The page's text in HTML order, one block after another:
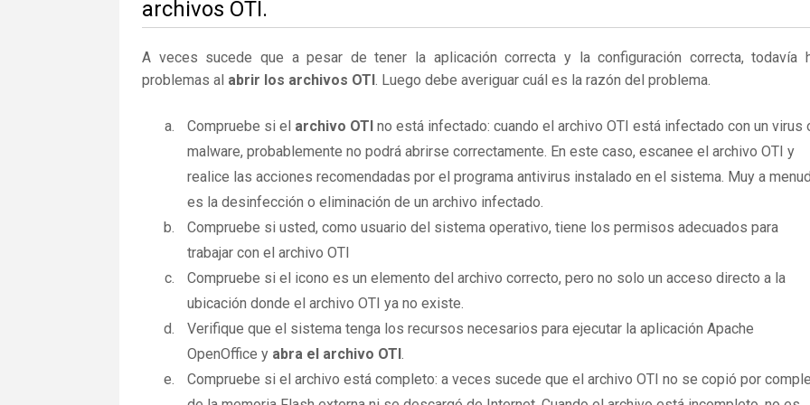
archivos OTI.
A veces sucede que a pesar de tener la aplicación correcta y la configuración correcta, todavía
problemas al abrir los archivos OTI. Luego debe averiguar cuál es la razón del problema.
Compruebe si el archivo OTI no está infectado: cuando el archivo OTI está infectado con un virus
malware, probablemente no podrá abrirse correctamente. En este caso, escanee el archivo OTI y
realice las acciones recomendadas por el programa antivirus instalado en el sistema. Muy a
es la desinfección o eliminación de un archivo infectado.
Compruebe si usted, como usuario del sistema operativo, tiene los permisos adecuados para
trabajar con el archivo OTI
Compruebe si el icono es un elemento del archivo correcto, pero no solo un acceso directo a la
ubicación donde el archivo OTI ya no existe.
Verifique que el sistema tenga los recursos necesarios para ejecutar la aplicación Apache
OpenOffice y abra el archivo OTI.
Compruebe si el archivo está completo: a veces sucede que el archivo OTI no se copió por